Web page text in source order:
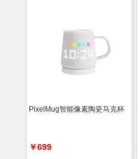
PixelMug智能像素陶瓷马克杯
￥699